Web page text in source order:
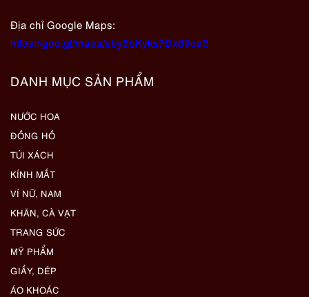
Địa chỉ Google Maps:
https://goo.gl/maps/eby8bKyks7Bx89oa6
DANH MỤC SẢN PHẨM
NƯỚC HOA
ĐỒNG HỒ
TÚI XÁCH
KÍNH MẮT
VÍ NỮ, NAM
KHĂN, CÀ VẠT
TRANG SỨC
MỸ PHẨM
GIẦY, DÉP
ÁO KHOÁC